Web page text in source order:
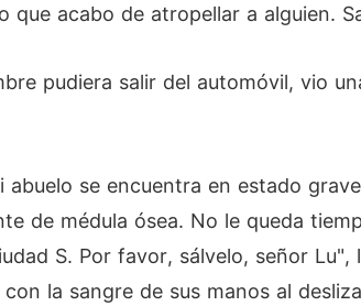
que acabo de atropellar a alguien.
pudiera salir del automóvil, vio
abuelo se encuentra en estado
de médula ósea. No le queda
S. Por favor, sálvelo, señor
la sangre de sus manos al